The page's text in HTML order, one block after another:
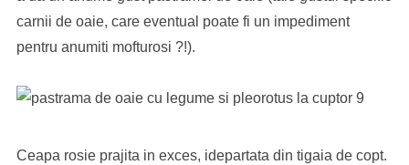
carnii de oaie, care eventual poate fi un impediment
pentru anumiti mofturosi ?!).
Ceapa rosie prajita in exces, idepartata din tigaia de copt.